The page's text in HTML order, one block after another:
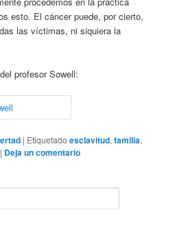
esto. El cáncer puede, por cierto,
las víctimas, ni siquiera la
profesor Sowell:
| Etiquetado esclavitud,familia,
| Deja un comentario